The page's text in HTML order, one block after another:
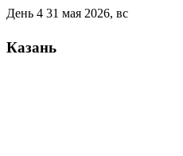
День 4 31 мая 2026, вс
Казань